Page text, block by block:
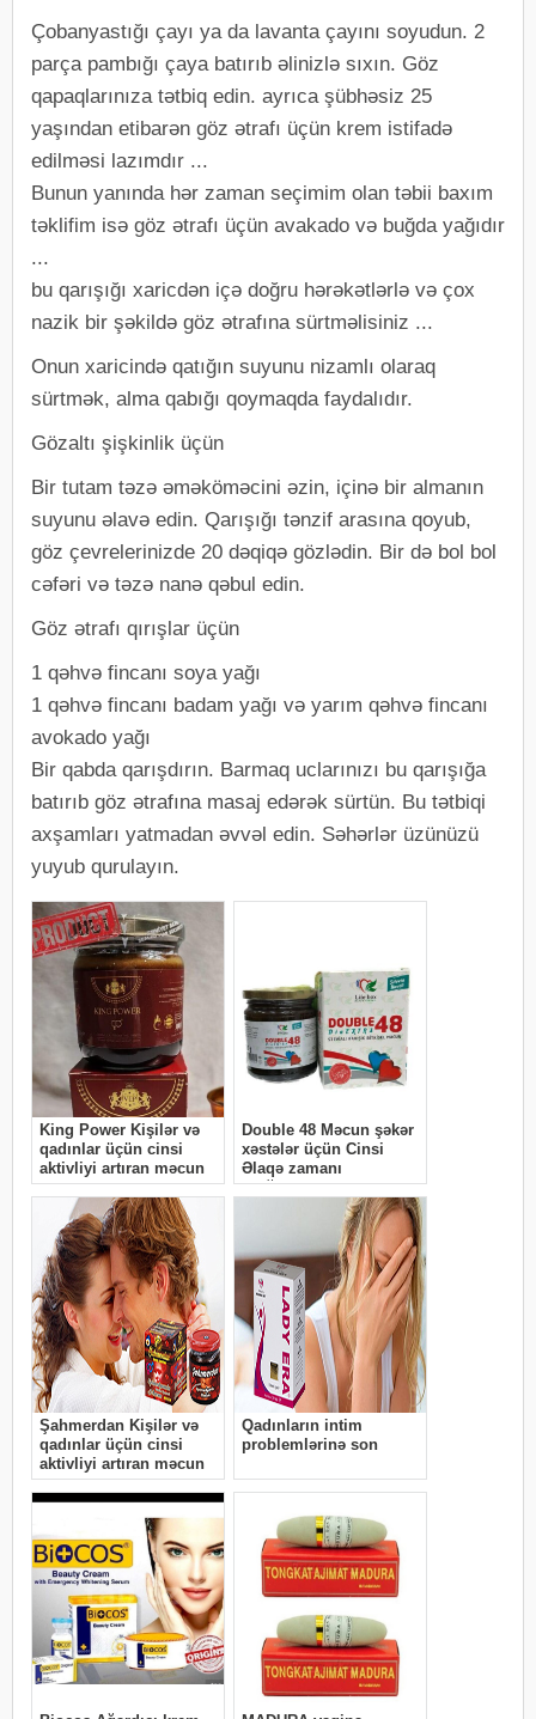
Çobanyastığı çayı ya da lavanta çayını soyudun. 2
parça pambığı çaya batırıb əlinizlə sıxın. Göz
qapaqlarınıza tətbiq edin. ayrıca şübhəsiz 25
yaşından etibarən göz ətrafı üçün krem ​​istifadə
edilməsi lazımdır ...
Bunun yanında hər zaman seçimim olan təbii baxım
təklifim isə göz ətrafı üçün avakado və buğda yağıdır
...
bu qarışığı xaricdən içə doğru hərəkətlərlə və çox
nazik bir şəkildə göz ətrafına sürtməlisiniz ...
Onun xaricində qatığın suyunu nizamlı olaraq
sürtmək, alma qabığı qoymaqda faydalıdır.
Gözaltı şişkinlik üçün
Bir tutam təzə əməköməcini əzin, içinə bir almanın
suyunu əlavə edin. Qarışığı tənzif arasına qoyub,
göz çevrelerinizde 20 dəqiqə gözlədin. Bir də bol bol
cəfəri və təzə nanə qəbul edin.
Göz ətrafı qırışlar üçün
1 qəhvə fincanı soya yağı
1 qəhvə fincanı badam yağı və yarım qəhvə fincanı
avokado yağı
Bir qabda qarışdırın. Barmaq uclarınızı bu qarışığa
batırıb göz ətrafına masaj edərək sürtün. Bu tətbiqi
axşamları yatmadan əvvəl edin. Səhərlər üzünüzü
yuyub qurulayın.